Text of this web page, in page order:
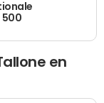
500
en